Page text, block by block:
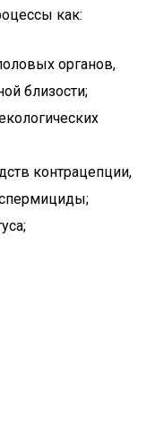
как:
органов,
близости;
контрацепции,